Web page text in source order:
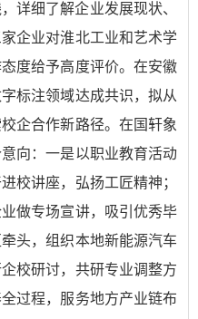
详细了解企业发展现状、
企业对淮北工业和艺术学
度给予高度评价。在安徽
标注领域达成共识，拟从
企合作新路径。在国轩象
向：一是以职业教育活动
校讲座，弘扬工匠精神；
做专场宣讲，吸引优秀毕
头，组织本地新能源汽车
校研讨，共研专业调整方
过程，服务地方产业链布